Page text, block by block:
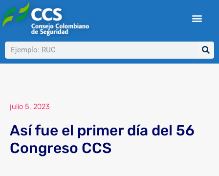
al
contenido
Buscar
julio 5, 2023
Así fue el primer día del 56
Congreso CCS